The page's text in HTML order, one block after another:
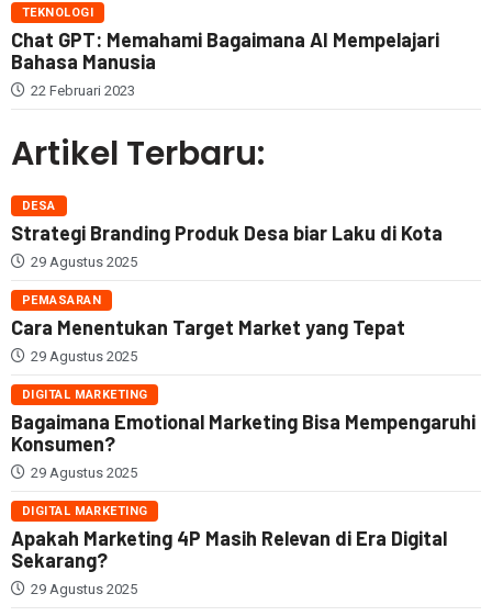
TEKNOLOGI
Chat GPT: Memahami Bagaimana AI Mempelajari
Bahasa Manusia
22 Februari 2023
Artikel Terbaru:
DESA
Strategi Branding Produk Desa biar Laku di Kota
29 Agustus 2025
PEMASARAN
Cara Menentukan Target Market yang Tepat
29 Agustus 2025
DIGITAL MARKETING
Bagaimana Emotional Marketing Bisa Mempengaruhi
Konsumen?
29 Agustus 2025
DIGITAL MARKETING
Apakah Marketing 4P Masih Relevan di Era Digital
Sekarang?
29 Agustus 2025